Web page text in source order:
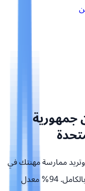
جمهورية
ممارسة مهنتك في
المملكة المتحدة، نحن نتولى عملية المعادلة بالكامل. 94% معدل